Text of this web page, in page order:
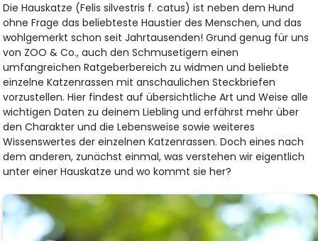
Die Hauskatze (Felis silvestris f. catus) ist neben dem Hund
ohne Frage das beliebteste Haustier des Menschen, und das
wohlgemerkt schon seit Jahrtausenden! Grund genug für uns
von ZOO & Co., auch den Schmusetigern einen
umfangreichen Ratgeberbereich zu widmen und beliebte
einzelne Katzenrassen mit anschaulichen Steckbriefen
vorzustellen. Hier findest auf übersichtliche Art und Weise alle
wichtigen Daten zu deinem Liebling und erfährst mehr über
den Charakter und die Lebensweise sowie weiteres
Wissenswertes der einzelnen Katzenrassen. Doch eines nach
dem anderen, zunächst einmal, was verstehen wir eigentlich
unter einer Hauskatze und wo kommt sie her?